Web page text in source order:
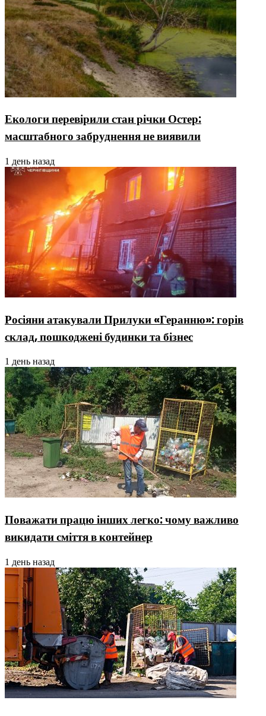
Екологи перевірили стан річки Остер:
масштабного забруднення не виявили
1 день назад
Росіяни атакували Прилуки «Геранню»: горів
склад, пошкоджені будинки та бізнес
1 день назад
Поважати працю інших легко: чому важливо
викидати сміття в контейнер
1 день назад